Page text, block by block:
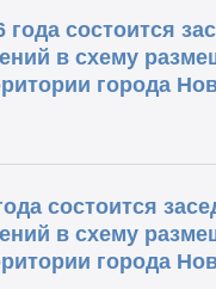
года состоится
в схему
города
состоится
в схему
города